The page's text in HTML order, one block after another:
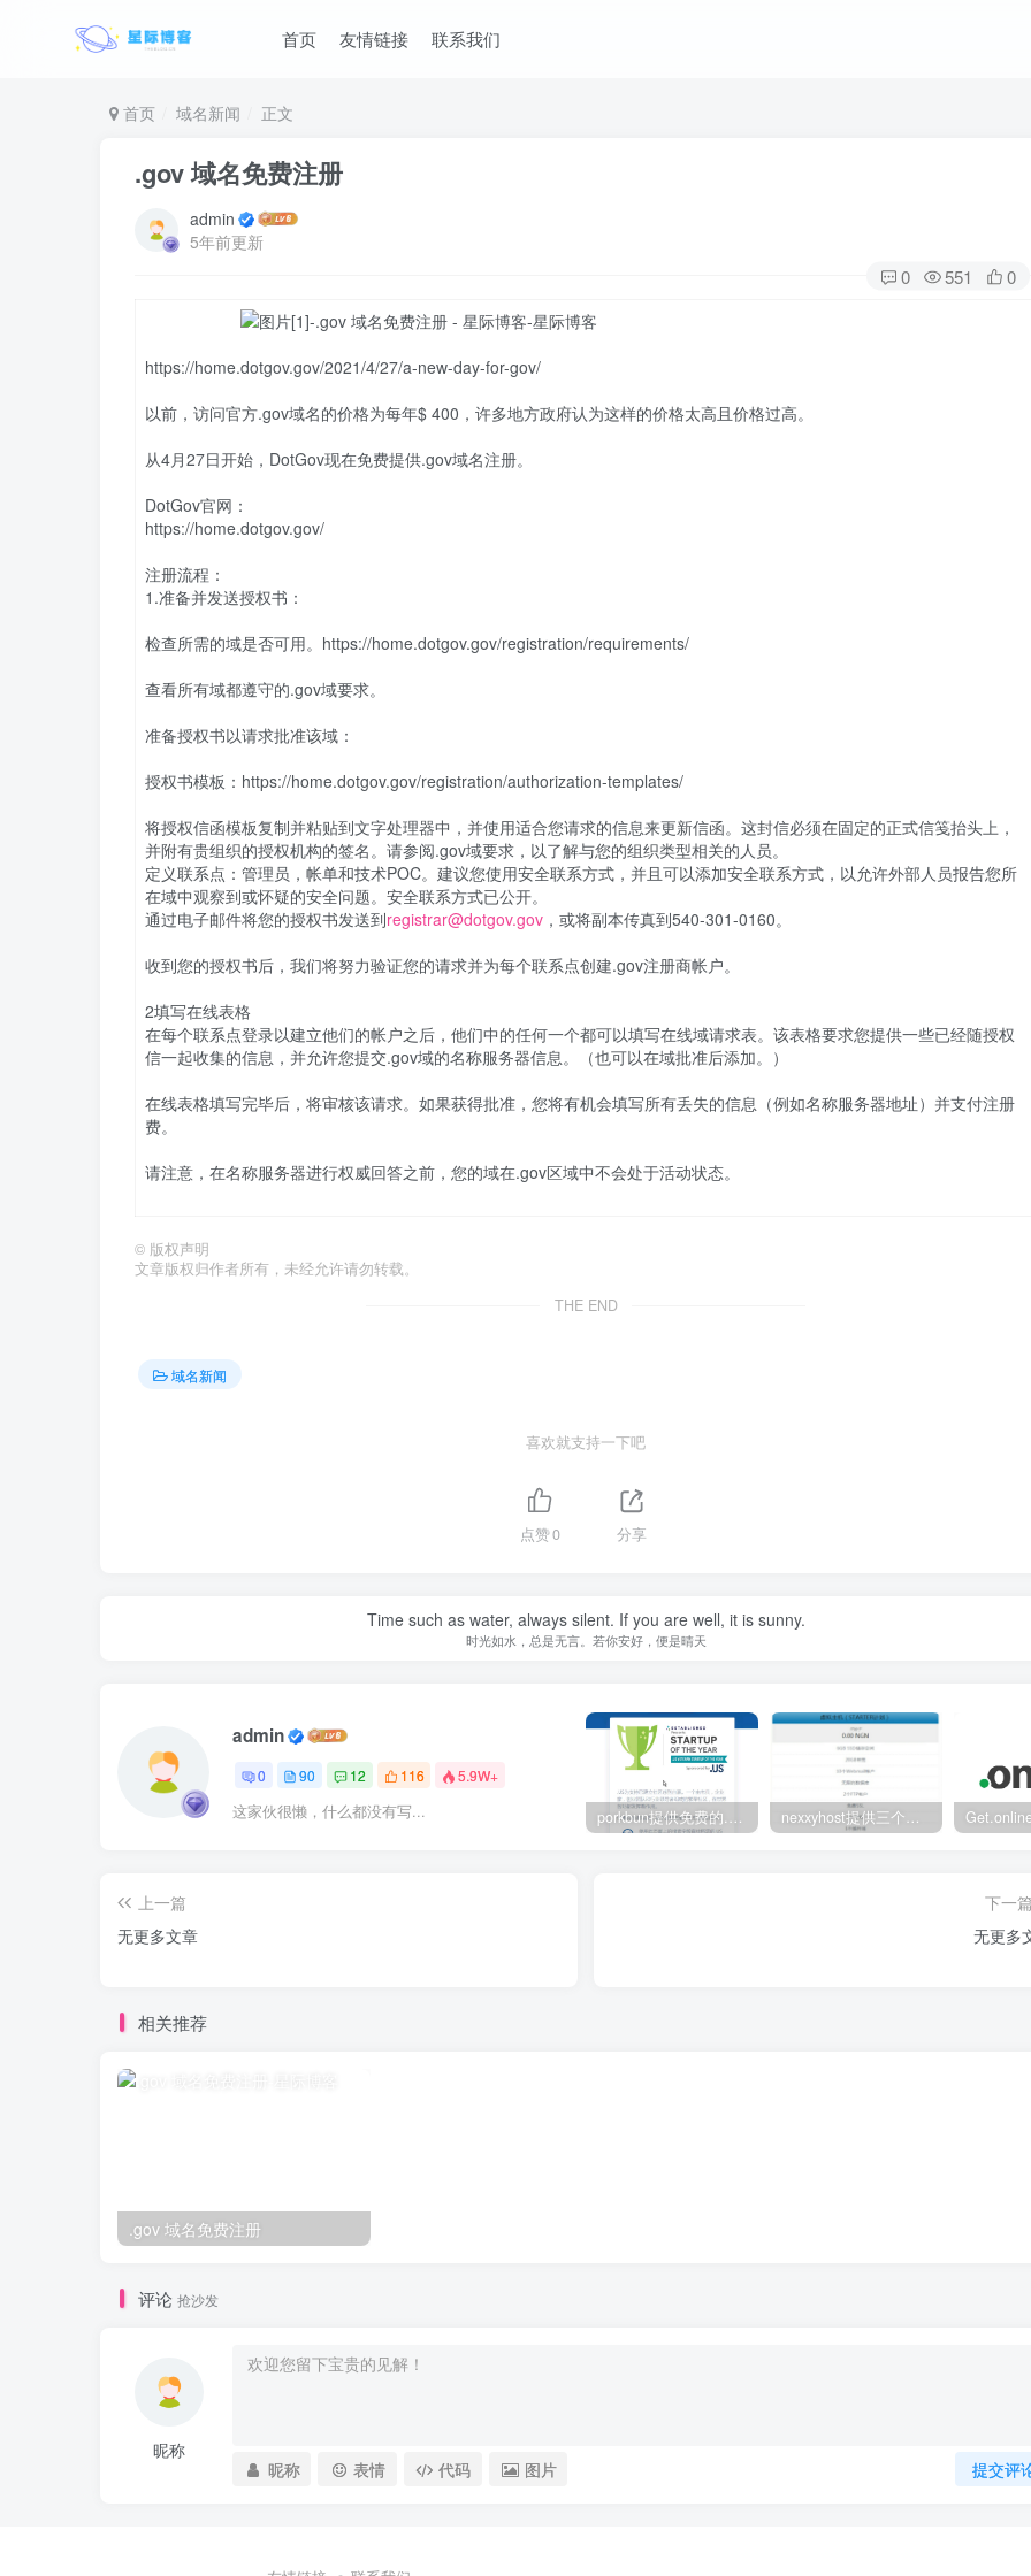
首页 友情链接 联系我们
首页 域名新闻 正文
.gov 域名免费注册
admin
5年前更新
0 551 0
https://home.dotgov.gov/2021/4/27/a-new-day-for-gov/
以前，访问官方.gov域名的价格为每年$ 400，许多地方政府认为这样的价格太高且价格过高。
从4月27日开始，DotGov现在免费提供.gov域名注册。
DotGov官网：
https://home.dotgov.gov/
注册流程：
1.准备并发送授权书：
检查所需的域是否可用。https://home.dotgov.gov/registration/requirements/
查看所有域都遵守的.gov域要求。
准备授权书以请求批准该域：
授权书模板：https://home.dotgov.gov/registration/authorization-templates/
将授权信函模板复制并粘贴到文字处理器中，并使用适合您请求的信息来更新信函。这封信必须在固定的正式信笺抬头上，
并附有贵组织的授权机构的签名。请参阅.gov域要求，以了解与您的组织类型相关的人员。
定义联系点：管理员，帐单和技术POC。建议您使用安全联系方式，并且可以添加安全联系方式，以允许外部人员报告您所
在域中观察到或怀疑的安全问题。安全联系方式已公开。
通过电子邮件将您的授权书发送到registrar@dotgov.gov ，或将副本传真到540-301-0160。
收到您的授权书后，我们将努力验证您的请求并为每个联系点创建.gov注册商帐户。
2填写在线表格
在每个联系点登录以建立他们的帐户之后，他们中的任何一个都可以填写在线域请求表。该表格要求您提供一些已经随授权
信一起收集的信息，并允许您提交.gov域的名称服务器信息。（也可以在域批准后添加。）
在线表格填写完毕后，将审核该请求。如果获得批准，您将有机会填写所有丢失的信息（例如名称服务器地址）并支付注册
费。
请注意，在名称服务器进行权威回答之前，您的域在.gov区域中不会处于活动状态。
© 版权声明
文章版权归作者所有，未经允许请勿转载。
THE END
域名新闻
喜欢就支持一下吧
点赞0 分享
Time such as water, always silent. If you are well, it is sunny.
时光如水，总是无言。若你安好，便是晴天
admin
0 90 12 116 5.9W+
这家伙很懒，什么都没有写...
上一篇
无更多文章
下一
无更多
相关推荐
.gov 域名免费注册
评论 抢沙发
昵称
提交评
昵称 表情 代码 图片